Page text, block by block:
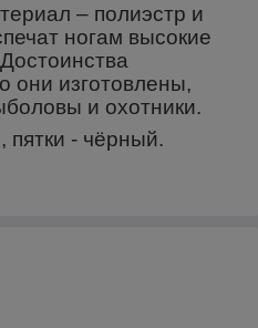
– полиэстр и
ногам высокие
они изготовлены,
и охотники.
пятки - чёрный.